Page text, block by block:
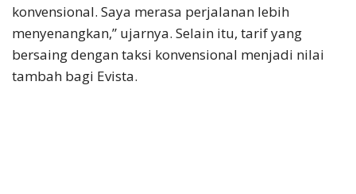
konvensional. Saya merasa perjalanan lebih
menyenangkan,” ujarnya. Selain itu, tarif yang
bersaing dengan taksi konvensional menjadi nilai
tambah bagi Evista.